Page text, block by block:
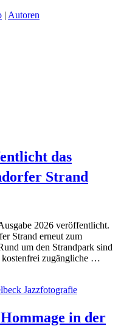
| Autoren
das
Strand
2026 veröffentlicht.
Strand erneut zum
um den Strandpark sind
kostenfrei zugängliche …
in der